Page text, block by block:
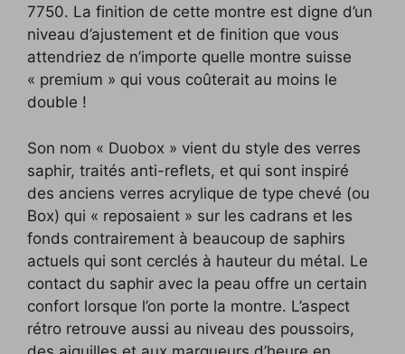
7750. La finition de cette montre est digne d’un
niveau d’ajustement et de finition que vous
attendriez de n’importe quelle montre suisse
« premium » qui vous coûterait au moins le
double !
Son nom « Duobox » vient du style des verres
saphir, traités anti-reflets, et qui sont inspiré
des anciens verres acrylique de type chevé (ou
Box) qui « reposaient » sur les cadrans et les
fonds contrairement à beaucoup de saphirs
actuels qui sont cerclés à hauteur du métal. Le
contact du saphir avec la peau offre un certain
confort lorsque l’on porte la montre. L’aspect
rétro retrouve aussi au niveau des poussoirs,